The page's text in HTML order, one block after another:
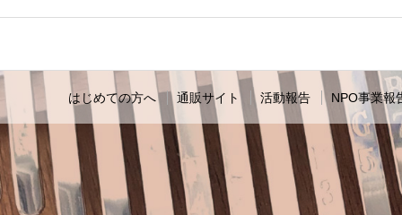
はじめての方へ 通販サイト 活動報告 NPO事業報